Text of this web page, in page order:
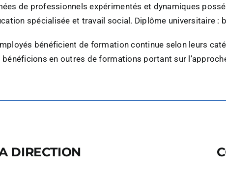
de professionnels expérimentés et dynamiques
spécialisée et travail social. Diplôme universitaire
bénéficient de formation continue selon leurs
en outres de formations portant sur
DIRECTION